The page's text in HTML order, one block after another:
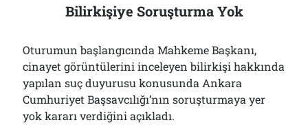
Bilirkişiye Soruşturma Yok
Oturumun başlangıcında Mahkeme Başkanı,
cinayet görüntülerini inceleyen bilirkişi hakkında
yapılan suç duyurusu konusunda Ankara
Cumhuriyet Başsavcılığı’nın soruşturmaya yer
yok kararı verdiğini açıkladı.